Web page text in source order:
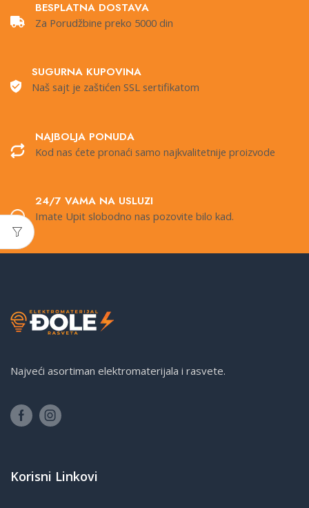
BESPLATNA DOSTAVA
Za Porudžbine preko 5000 din
SUGURNA KUPOVINA
Naš sajt je zaštićen SSL sertifikatom
NAJBOLJA PONUDA
Kod nas ćete pronaći samo najkvalitetnije proizvode
24/7 VAMA NA USLUZI
Imate Upit slobodno nas pozovite bilo kad.
Najveći asortiman elektromaterijala i rasvete.
Korisni Linkovi